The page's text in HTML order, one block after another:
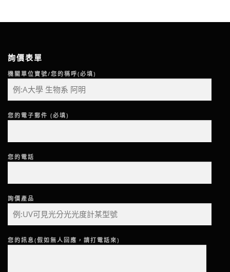
詢價表單
機關單位寶號/您的稱呼(必填)
您的電子郵件 (必填)
您的電話
詢價產品
您的訊息(假如無人回應，請打電話來)